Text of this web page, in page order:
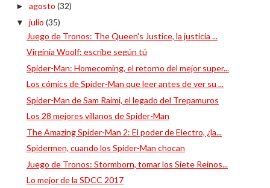
► agosto (32)
▼ julio (35)
Juego de Tronos: The Queen's Justice, la justicia ...
Virginia Woolf: escribe según tú
Spider-Man: Homecoming, el retorno del mejor super...
Los cómics de Spider-Man que leer antes de ver su ...
Spider-Man de Sam Raimi, el legado del Trepamuros
Los 28 mejores villanos de Spider-Man
The Amazing Spider-Man 2: El poder de Electro, ¿la...
Spidermen, cuando los Spider-Man chocan
Juego de Tronos: Stormborn, tomar los Siete Reinos...
Lo mejor de la SDCC 2017